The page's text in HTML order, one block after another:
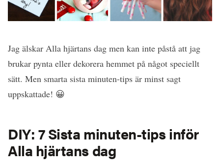
Jag älskar Alla hjärtans dag men kan inte påstå att jag
brukar pynta eller dekorera hemmet på något speciellt
sätt. Men smarta sista minuten-tips är minst sagt
uppskattade! 😀
DIY: 7 Sista minuten-tips inför
Alla hjärtans dag